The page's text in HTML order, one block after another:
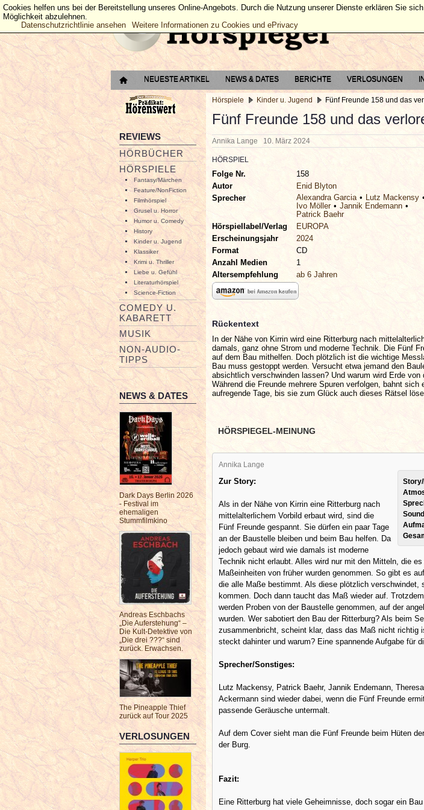
NEUESTE ARTIKEL NEWS & DATES BERICHTE VERLOSUNGEN
REVIEWS
HÖRBÜCHER
HÖRSPIELE
Fantasy/Märchen
Feature/NonFiction
Filmhörspiel
Grusel u. Horror
Humor u. Comedy
History
Kinder u. Jugend
Klassiker
Krimi u. Thriller
Liebe u. Gefühl
Literaturhörspiel
Science-Fiction
COMEDY U.
KABARETT
MUSIK
NON-AUDIO-
TIPPS
NEWS & DATES
Dark Days Berlin 2026
- Festival im
ehemaligen
Stummfilmkino
Andreas Eschbachs
„Die Auferstehung“ –
Die Kult-Detektive von
„Die drei ???“ sind
zurück. Erwachsen.
The Pineapple Thief
zurück auf Tour 2025
VERLOSUNGEN
Hörspiele Kinder u. Jugend Fünf Freunde 158 und das
Fünf Freunde 158 und das
Annika Lange 10. März 2024
HÖRSPIEL
Folge Nr.
158
Autor
Enid Blyton
Sprecher
Alexandra Garcia
Lutz Mackensy
Ivo Möller
Jannik Endemann
Patrick Baehr
Hörspiellabel/Verlag
EUROPA
Erscheinungsjahr
2024
Format
CD
Anzahl Medien
1
Altersempfehlung
ab 6 Jahren
Rückentext
In der Nähe von Kirrin wird eine Ritterburg nach
damals, ganz ohne Strom und moderne Technik. Die Fünf
auf dem Bau mithelfen. Doch plötzlich ist die wichtige
Bau muss gestoppt werden. Versucht etwa jemand den
absichtlich verschwinden lassen? Und warum wird Erde
Während die Freunde mehrere Spuren verfolgen, bahnt sich
aufregende Tage, bis sie zum Glück auch dieses Rätsel
HÖRSPIEGEL-MEINUNG
Annika Lange
Zur Story:
Als in der Nähe von Kirrin eine Ritterburg nach
mittelalterlichem Vorbild erbaut wird, sind die
Fünf Freunde gespannt. Sie dürfen ein paar Tage
an der Baustelle bleiben und beim Bau helfen. Da
jedoch gebaut wird wie damals ist moderne
Technik nicht erlaubt. Alles wird nur mit den Mitteln, die
Maßeinheiten von früher wurden genommen. So gibt es
die alle Maße bestimmt. Als diese plötzlich verschwindet,
kommen. Doch dann taucht das Maß wieder auf.
werden Proben von der Baustelle genommen, auf der
wurden. Wer sabotiert den Bau der Ritterburg? Als beim
zusammenbricht, scheint klar, dass das Maß nicht richtig
steckt dahinter und warum? Eine spannende Aufgabe für
Sprecher/Sonstiges:
Lutz Mackensy, Patrick Baehr, Jannik Endemann,
Ackermann sind wieder dabei, wenn die Fünf Freunde
passende Geräusche untermalt.
Auf dem Cover sieht man die Fünf Freunde beim Hüten
der Burg.
Fazit:
Eine Ritterburg hat viele Geheimnisse, doch sogar ein
Cookies helfen uns bei der Bereitstellung unseres Online-Angebots. Durch die Nutzung unserer Dienste erklären Sie
Möglichkeit abzulehnen.
Datenschutzrichtlinie ansehen
Weitere Informationen zu Cookies und ePrivacy